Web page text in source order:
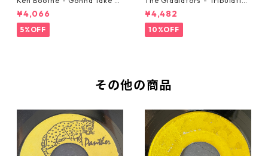
Miracle【7-21362】
¥4,066
5%OFF
【7-21365】
¥4,482
10%OFF
その他の商品